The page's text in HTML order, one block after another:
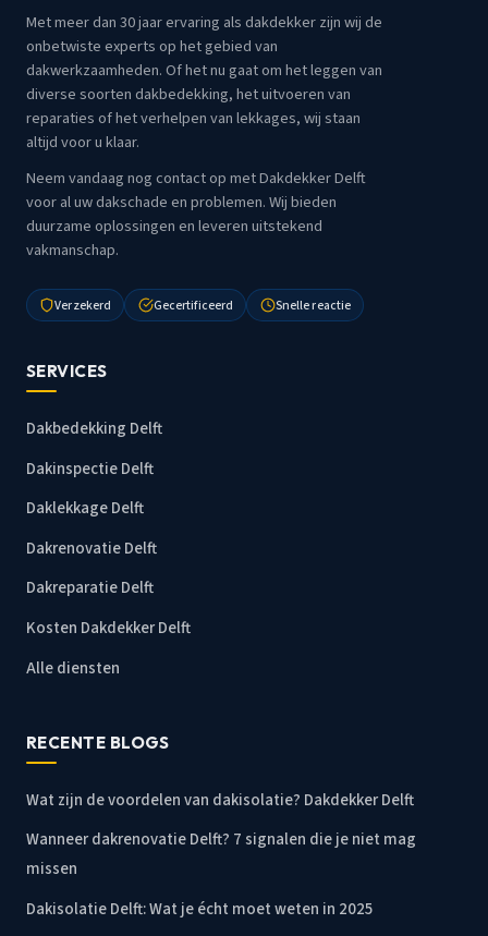
Met meer dan 30 jaar ervaring als dakdekker zijn wij de
onbetwiste experts op het gebied van
dakwerkzaamheden. Of het nu gaat om het leggen van
diverse soorten dakbedekking, het uitvoeren van
reparaties of het verhelpen van lekkages, wij staan
altijd voor u klaar.
Neem vandaag nog contact op met Dakdekker Delft
voor al uw dakschade en problemen. Wij bieden
duurzame oplossingen en leveren uitstekend
vakmanschap.
Verzekerd Gecertificeerd Snelle reactie
SERVICES
Dakbedekking Delft
Dakinspectie Delft
Daklekkage Delft
Dakrenovatie Delft
Dakreparatie Delft
Kosten Dakdekker Delft
Alle diensten
RECENTE BLOGS
Wat zijn de voordelen van dakisolatie? Dakdekker Delft
Wanneer dakrenovatie Delft? 7 signalen die je niet mag
missen
Dakisolatie Delft: Wat je écht moet weten in 2025